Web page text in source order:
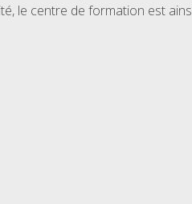
le centre de formation est